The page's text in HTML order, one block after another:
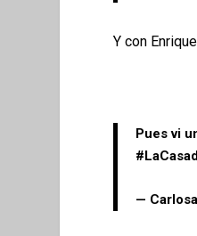
Y con
Pues vi
—